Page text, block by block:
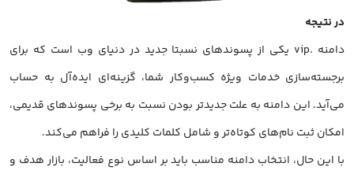
در نتیجه
دامنه .vip یکی از پسوندهای نسبتا جدید در دنیای وب است که برای
برجسته‌سازی خدمات ویژه کسب‌وکار شما، گزینه‌ای ایده‌آل به حساب
می‌آید. این دامنه به علت جدیدتر بودن نسبت به برخی پسوندهای قدیمی،
امکان ثبت نام‌های کوتاه‌تر و شامل کلمات کلیدی را فراهم می‌کند.
با این حال، انتخاب دامنه مناسب باید بر اساس نوع فعالیت، بازار هدف و